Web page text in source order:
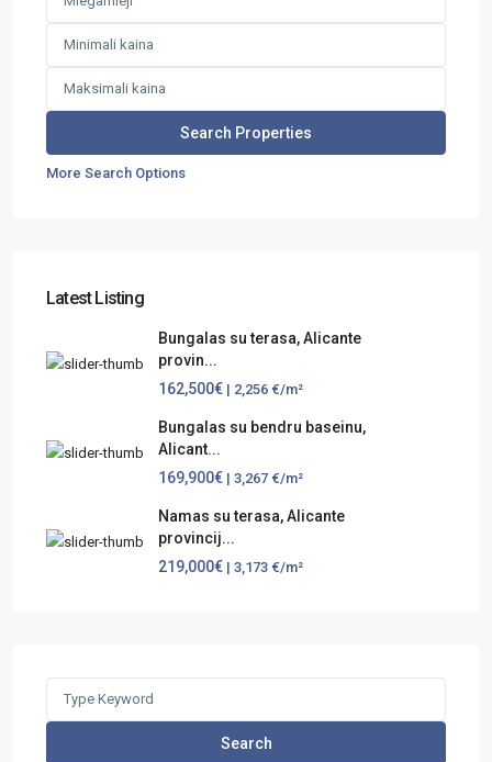
More Search Options
Latest Listing
Bungalas su terasa, Alicante
provin...
162,500€ | 2,256 €/m²
Bungalas su bendru baseinu,
Alicant...
169,900€ | 3,267 €/m²
Namas su terasa, Alicante
provincij...
219,000€ | 3,173 €/m²
Search